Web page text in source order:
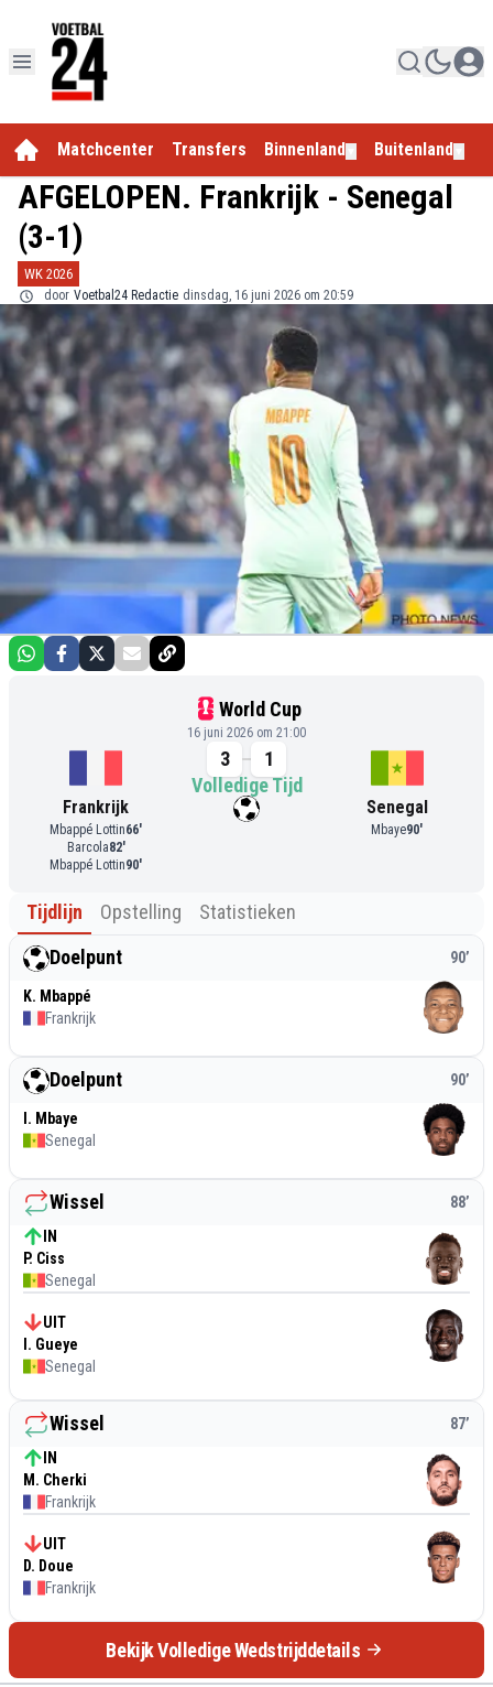
Matchcenter Transfers Binnenland Buitenland
AFGELOPEN. Frankrijk - Senegal
(3-1)
WK 2026
door Voetbal24 Redactie dinsdag, 16 juni 2026 om 20:59
World Cup
16 juni 2026 om 21:00
Frankrijk
Mbappé Lottin66'
Barcola82'
Mbappé Lottin90'
3
1
Volledige Tijd
Senegal
Mbaye90'
Tijdlijn Opstelling
Statistieken
Doelpunt
90’
K. Mbappé
Frankrijk
Doelpunt 90’
I. Mbaye
Senegal
Wissel 88’
IN
P. Ciss
Senegal
UIT
I. Gueye
Senegal
Wissel 87’
IN
M. Cherki
Frankrijk
UIT
D. Doue
Frankrijk
Bekijk Volledige Wedstrijddetails